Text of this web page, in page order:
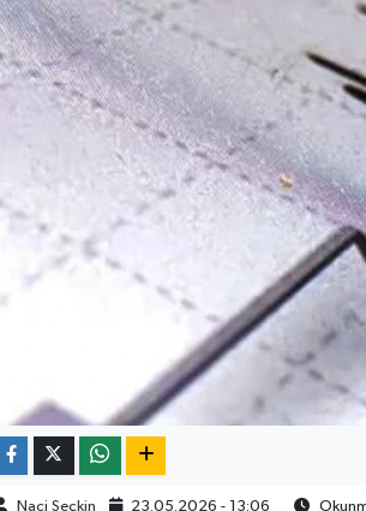
Naci Seçkin 23.05.2026 - 13:06